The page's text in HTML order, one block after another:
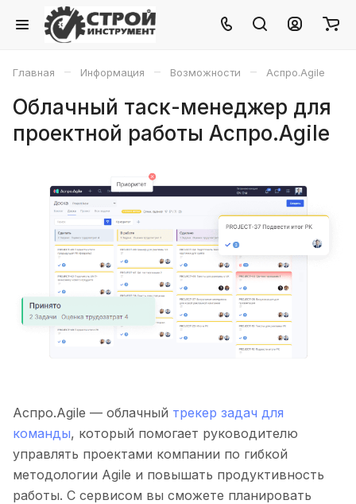
Главная – Информация – Возможности – Аспро.Agile
Облачный таск-менеджер для
проектной работы Аспро.Agile
Аспро.Agile — облачный трекер задач для
команды, который помогает руководителю
управлять проектами компании по гибкой
методологии Agile и повышать продуктивность
работы. С сервисом вы сможете планировать